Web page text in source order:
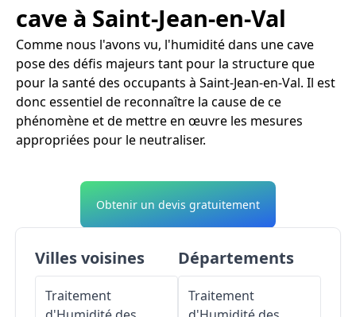
cave à Saint-Jean-en-Val
Comme nous l'avons vu, l'humidité dans une cave
pose des défis majeurs tant pour la structure que
pour la santé des occupants à Saint-Jean-en-Val. Il est
donc essentiel de reconnaître la cause de ce
phénomène et de mettre en œuvre les mesures
appropriées pour le neutraliser.
Obtenir un devis gratuitement
Villes voisines
Traitement
Départements
Traitement